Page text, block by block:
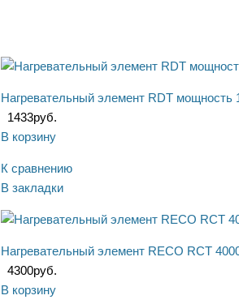
Нагревательный элемент RDT мощность
1433руб.
В корзину
К сравнению
В закладки
Нагревательный элемент RECO RCT
4300руб.
В корзину